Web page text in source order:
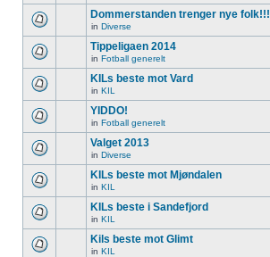
Dommerstanden trenger nye folk!!!
in Diverse
Tippeligaen 2014
in Fotball generelt
KILs beste mot Vard
in KIL
YIDDO!
in Fotball generelt
Valget 2013
in Diverse
KILs beste mot Mjøndalen
in KIL
KILs beste i Sandefjord
in KIL
Kils beste mot Glimt
in KIL